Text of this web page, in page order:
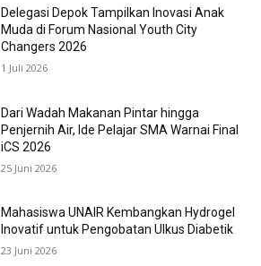
Delegasi Depok Tampilkan Inovasi Anak
Muda di Forum Nasional Youth City
Changers 2026
1 Juli 2026
Dari Wadah Makanan Pintar hingga
Penjernih Air, Ide Pelajar SMA Warnai Final
iCS 2026
25 Juni 2026
Mahasiswa UNAIR Kembangkan Hydrogel
Inovatif untuk Pengobatan Ulkus Diabetik
23 Juni 2026